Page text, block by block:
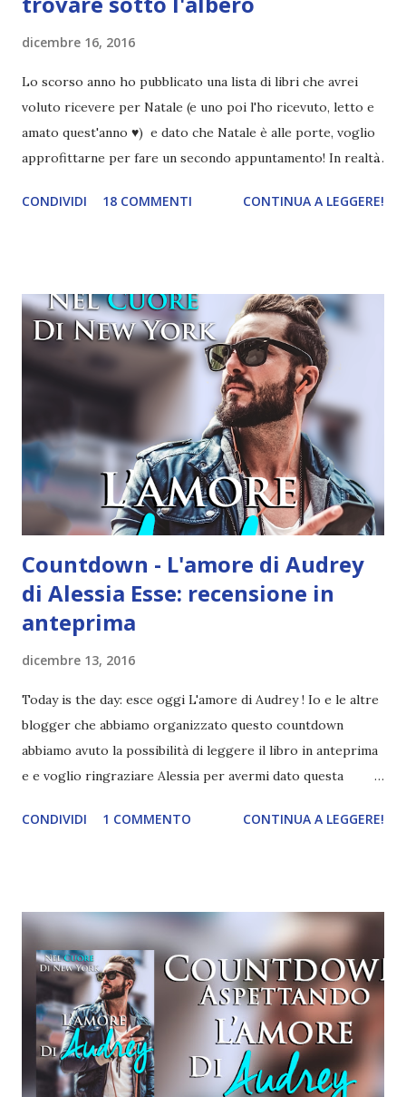
dicembre 16, 2016
Lo scorso anno ho pubblicato una lista di libri che avrei
voluto ricevere per Natale (e uno poi l'ho ricevuto, letto e
amato quest'anno ♥) e dato che Natale è alle porte, voglio
approfittarne per fare un secondo appuntamento! In realtà
che desideravo tantissimo li ho presi di recente. 1. Io sono
nell'affascinante Transylvania ♥ il fatto che non sia un vero e
proprio fantasy poi aumenta ancora di più la mia curiosità!
2. A court of thorns and roses Mi vergogno ad
ammetterlo, ma non ho ancora iniziato questa serie, sigh. Il
fatto che la Maas non sia per niente facile da leggere in
inglese poi non aiuta. Comunque, mi piacerebbe tanto
leggerlo, anche se una parte di me spera che venga
tradotto al più presto xD 3. Siege and storm .. ma anche
CONDIVIDI 18 COMMENTI CONTINUA A LEGGERE!
Countdown - L'amore di Audrey
di Alessia Esse: recensione in
anteprima
dicembre 13, 2016
Today is the day: esce oggi L'amore di Audrey ! Io e le altre
blogger che abbiamo organizzato questo countdown
abbiamo avuto la possibilità di leggere il libro in anteprima
e e voglio ringraziare Alessia per avermi dato questa
New York #4 Autore: Alessia Esse Pagine: 357 Data di
anni, Audrey Brenner ha un lavoro soddisfacente e
remunerativo, un folto gruppo di amici, e un uomo perfetto
al suo fianco. Audrey e Jim fanno coppia fissa da quattordici
anni, e lei non potrebbe essere più felice. Ma si tratta di una
finzione. Audrey, infatti, non è felice come gli altri pensano,
e il suo amore per Jim non è più quello di una volta. La
libraia dell’East Village è decisa a superare le difficoltà della
CONDIVIDI 1 COMMENTO CONTINUA A LEGGERE!